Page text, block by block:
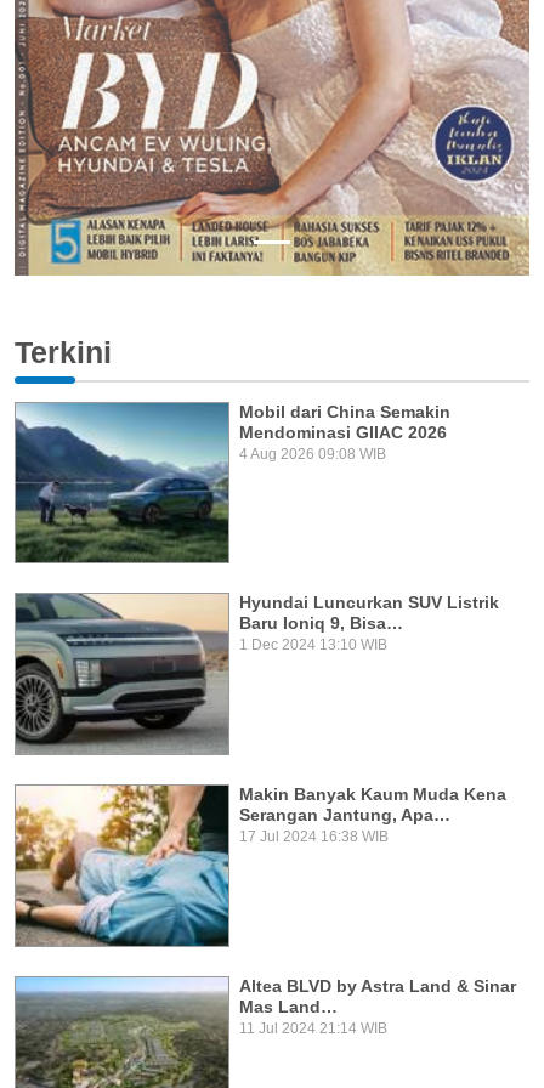
Terkini
Mobil dari China Semakin
Mendominasi GIIAC 2026
4 Aug 2026 09:08 WIB
Hyundai Luncurkan SUV Listrik
Baru Ioniq 9, Bisa…
1 Dec 2024 13:10 WIB
Makin Banyak Kaum Muda Kena
Serangan Jantung, Apa…
17 Jul 2024 16:38 WIB
Altea BLVD by Astra Land & Sinar
Mas Land…
11 Jul 2024 21:14 WIB